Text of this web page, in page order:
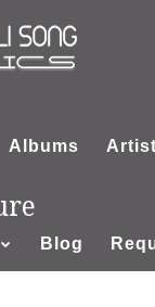
Albums
Blog